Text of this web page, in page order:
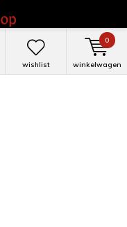
wishlist winkelwagen
0